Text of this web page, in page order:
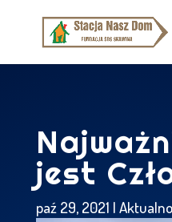
jest
paź 29, 2021 |